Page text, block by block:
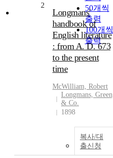
50개씩
출력
100개씩
출력
2
Longmans'
handbook of
English literature
: from A. D. 673
to the present
time
McWilliam, Robert
Longmans,
& Co.
1898
복사/대
출신청